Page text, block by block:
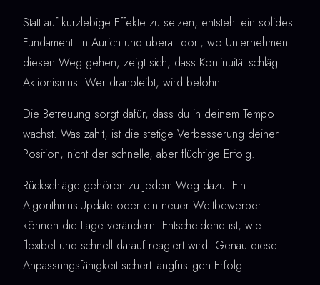
Statt auf kurzlebige Effekte zu setzen, entsteht ein solides
Fundament. In Aurich und überall dort, wo Unternehmen
diesen Weg gehen, zeigt sich, dass Kontinuität schlägt
Aktionismus. Wer dranbleibt, wird belohnt.
Die Betreuung sorgt dafür, dass du in deinem Tempo
wächst. Was zählt, ist die stetige Verbesserung deiner
Position, nicht der schnelle, aber flüchtige Erfolg.
Rückschläge gehören zu jedem Weg dazu. Ein
Algorithmus-Update oder ein neuer Wettbewerber
können die Lage verändern. Entscheidend ist, wie
flexibel und schnell darauf reagiert wird. Genau diese
Anpassungsfähigkeit sichert langfristigen Erfolg.